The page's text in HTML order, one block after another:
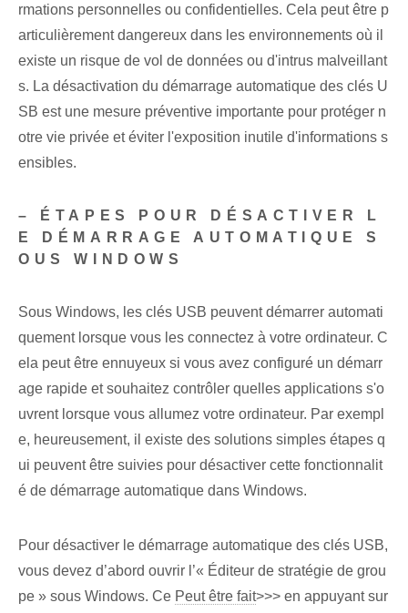
rmations personnelles ou confidentielles. Cela peut être p
articulièrement dangereux dans les environnements où il
existe un risque de vol de données ou d'intrus malveillant
s. La désactivation du démarrage automatique des clés U
SB est une mesure préventive importante pour protéger n
otre vie privée et éviter l'exposition inutile d'informations s
ensibles.
– ÉTAPES POUR DÉSACTIVER L
E DÉMARRAGE AUTOMATIQUE S
OUS WINDOWS
Sous Windows, les clés USB peuvent démarrer automati
quement lorsque vous les connectez à votre ordinateur. C
ela peut être ennuyeux si vous avez configuré un démarr
age rapide et souhaitez contrôler quelles applications s'o
uvrent lorsque vous allumez votre ordinateur. Par exempl
e, heureusement, il existe des solutions simples étapes q
ui peuvent être suivies pour désactiver cette fonctionnalit
é de démarrage automatique dans Windows.
Pour désactiver le démarrage automatique des clés USB,
vous devez d’abord ouvrir l’« Éditeur de stratégie de grou
pe » sous Windows. Ce Peut être fait>>> en appuyant sur